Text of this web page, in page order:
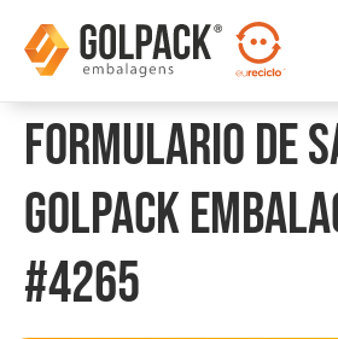
Formulario de
Golpack
#4265